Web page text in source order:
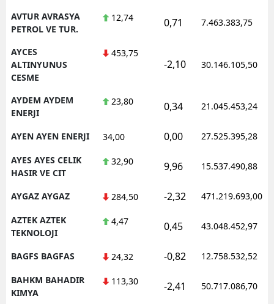
AVTUR AVRASYA
PETROL VE TUR.
12,74 0,71 7.463.383,75
AYCES
ALTINYUNUS
CESME
453,75
-2,10 30.146.105,50
AYDEM AYDEM
ENERJI
23,80 0,34 21.045.453,24
AYEN AYEN ENERJI 34,00 0,00 27.525.395,28
AYES AYES CELIK
HASIR VE CIT
32,90 9,96 15.537.490,88
AYGAZ AYGAZ 284,50 -2,32 471.219.693,00
AZTEK AZTEK
TEKNOLOJI
4,47 0,45 43.048.452,97
BAGFS BAGFAS 24,32 -0,82 12.758.532,52
BAHKM BAHADIR
KIMYA
113,30 -2,41 50.717.086,70